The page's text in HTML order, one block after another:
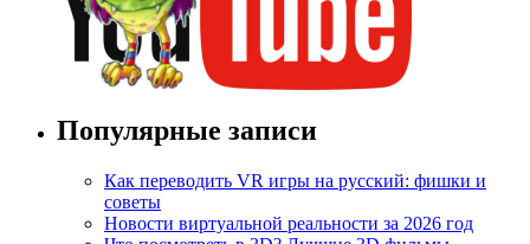
Популярные записи
Как переводить VR игры на русский: фишки и
советы
Новости виртуальной реальности за 2026 год